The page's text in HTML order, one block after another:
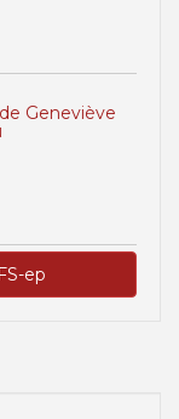
Geneviève
ep